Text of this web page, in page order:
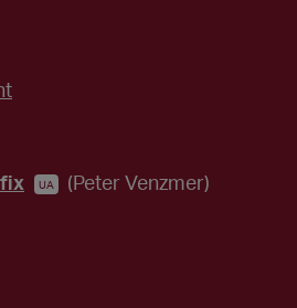
UA
(Peter Venzmer)